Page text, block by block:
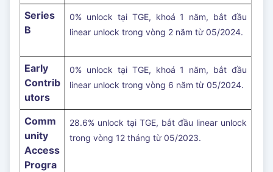
Series
B
0% unlock tại TGE, khoá 1 năm, bắt đầu
linear unlock trong vòng 2 năm từ 05/2024.
Early
Contrib
utors
0% unlock tại TGE, khoá 1 năm, bắt đầu
linear unlock trong vòng 6 năm từ 05/2024.
Comm
unity
Access
Progra
28.6% unlock tại TGE, bắt đầu linear unlock
trong vòng 12 tháng từ 05/2023.